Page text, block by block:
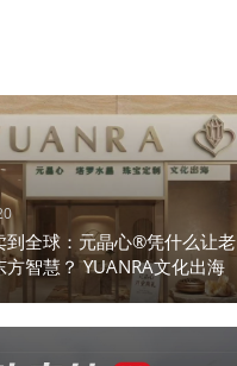
到全球：元晶心®凭什么让老
外爱上东方智慧？ YUANRA文化出海